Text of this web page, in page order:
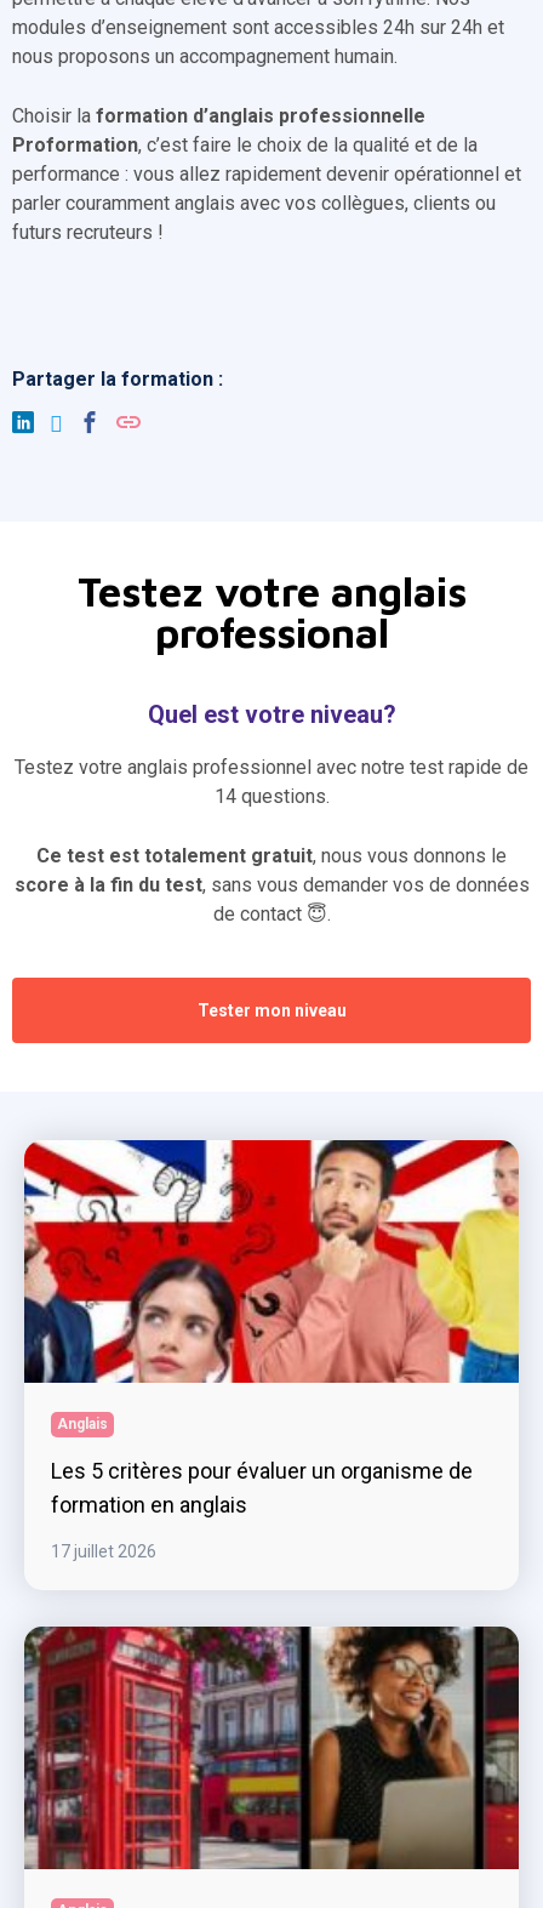
modules d’enseignement sont accessibles 24h sur 24h et
nous proposons un accompagnement humain.
Choisir la formation d’anglais professionnelle
Proformation, c’est faire le choix de la qualité et de la
performance : vous allez rapidement devenir opérationnel et
parler couramment anglais avec vos collègues, clients ou
futurs recruteurs !
Partager la formation :
Testez votre anglais
professional
Quel est votre niveau?
Testez votre anglais professionnel avec notre test rapide de
14 questions.
Ce test est totalement gratuit, nous vous donnons le
score à la fin du test, sans vous demander vos de données
de contact 😇.
Tester mon niveau
Anglais
Les 5 critères pour évaluer un organisme de
formation en anglais
17 juillet 2026